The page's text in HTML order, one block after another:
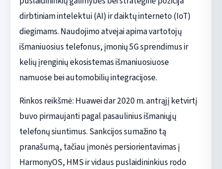
dirbtiniam intelektui (AI) ir daiktų interneto (IoT)
diegimams. Naudojimo atvejai apima vartotojų
išmaniuosius telefonus, įmonių 5G sprendimus ir
kelių įrenginių ekosistemas išmaniuosiuose
namuose bei automobilių integracijose.
Rinkos reikšmė: Huawei dar 2020 m. antrąjį ketvirtį
buvo pirmaujanti pagal pasaulinius išmaniųjų
telefonų siuntimus. Sankcijos sumažino tą
pranašumą, tačiau įmonės persiorientavimas į
HarmonyOS, HMS ir vidaus puslaidininkius rodo